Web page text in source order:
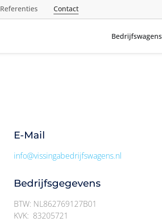
Referenties Contact
Bedrijfswagens
E-Mail
info@vissingabedrijfswagens.nl
Bedrijfsgegevens
BTW: NL862769127B01
KVK: 83205721